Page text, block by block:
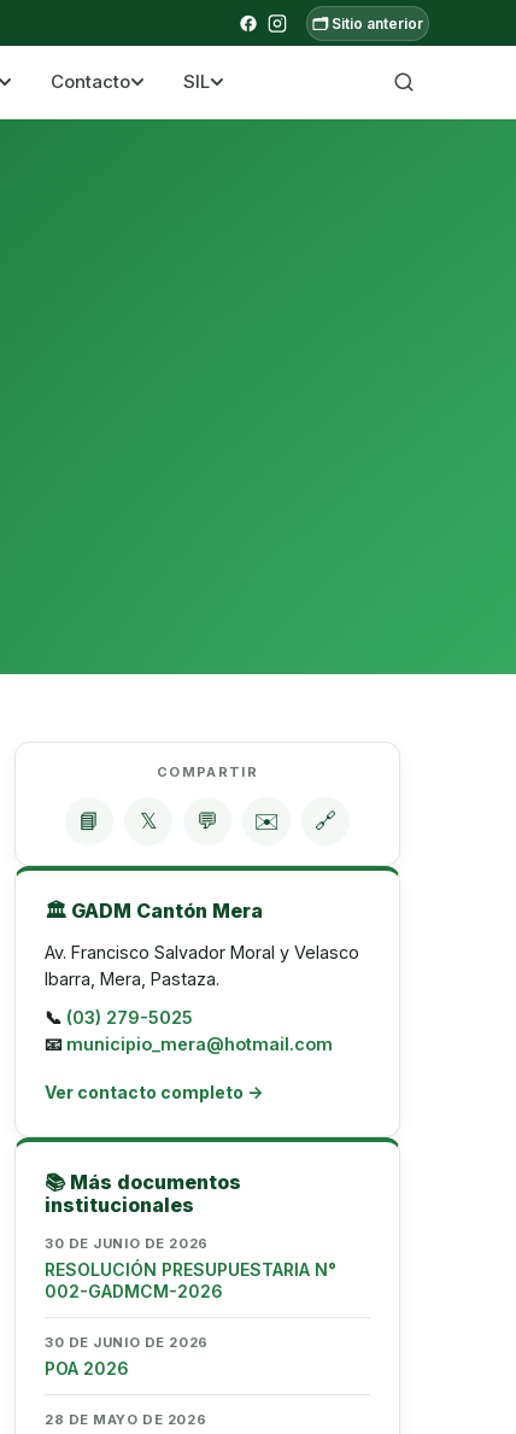
🗂️ Sitio anterior
Contacto SIL
COMPARTIR
📘 𝕏 💬 ✉️ 🔗
🏛️ GADM Cantón Mera
Av. Francisco Salvador Moral y Velasco
Ibarra, Mera, Pastaza.
📞 (03) 279-5025
📧 municipio_mera@hotmail.com
Ver contacto completo →
📚 Más documentos
institucionales
30 DE JUNIO DE 2026
RESOLUCIÓN PRESUPUESTARIA N°
002-GADMCM-2026
30 DE JUNIO DE 2026
POA 2026
28 DE MAYO DE 2026